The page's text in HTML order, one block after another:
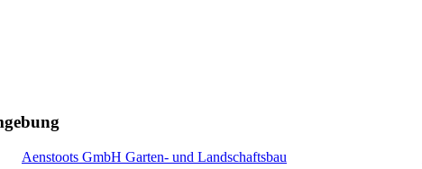
Aenstoots GmbH Garten- und Landschaftsbau